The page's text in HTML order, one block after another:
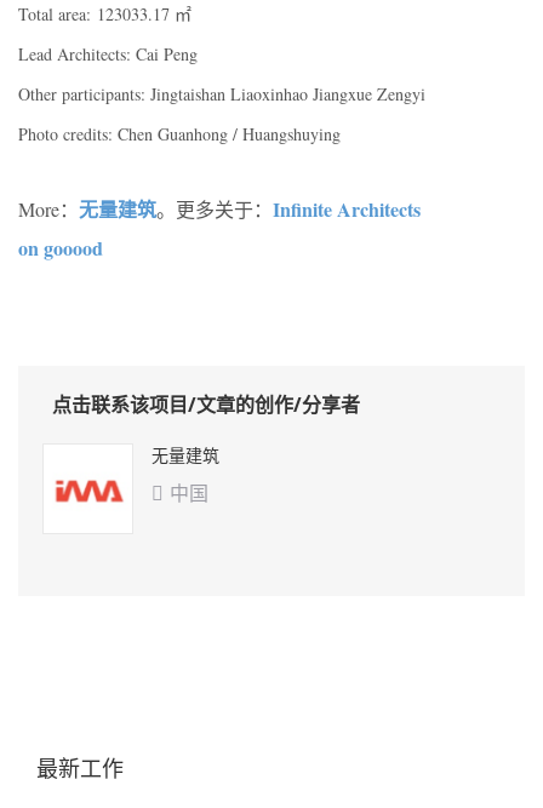
Total area: 123033.17 ㎡
Lead Architects: Cai Peng
Other participants: Jingtaishan Liaoxinhao Jiangxue Zengyi
Photo credits: Chen Guanhong / Huangshuying
More： 无量建筑。更多关于： Infinite Architects
on gooood
点击联系该项目/文章的创作/分享者
无量建筑
 中国
最新工作